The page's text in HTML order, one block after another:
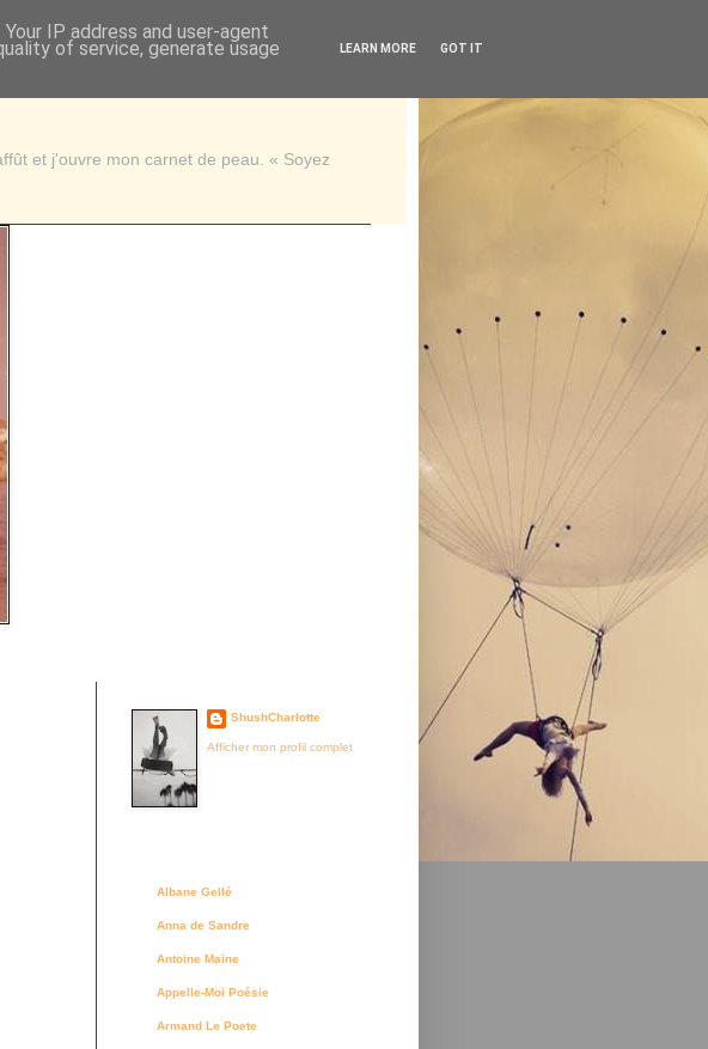
et j'ouvre mon carnet de peau. « Soyez
ShushCharlotte
Afficher mon profil complet
Albane Gellé
Anna de Sandre
Antoine Maine
Appelle-Moi Poésie
Armand Le Poete
IP address and user-agent
of service, generate usage LEARN MORE GOT IT